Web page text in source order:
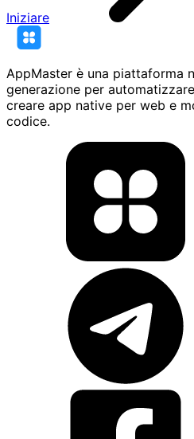
Iniziare
AppMaster è una piattaforma
generazione per
creare app native per web e
codice.